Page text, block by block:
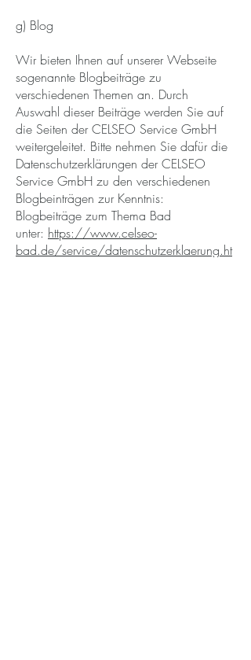
g) Blog
Wir bieten Ihnen auf unserer Webseite
sogenannte Blogbeiträge zu
verschiedenen Themen an. Durch
Auswahl dieser Beiträge werden Sie auf
die Seiten der CELSEO Service GmbH
weitergeleitet. Bitte nehmen Sie dafür die
Datenschutzerklärungen der CELSEO
Service GmbH zu den verschiedenen
Blogbeinträgen zur Kenntnis:
Blogbeiträge zum Thema Bad
unter: https://www.celseo-
bad.de/service/datenschutzerklaerung.ht